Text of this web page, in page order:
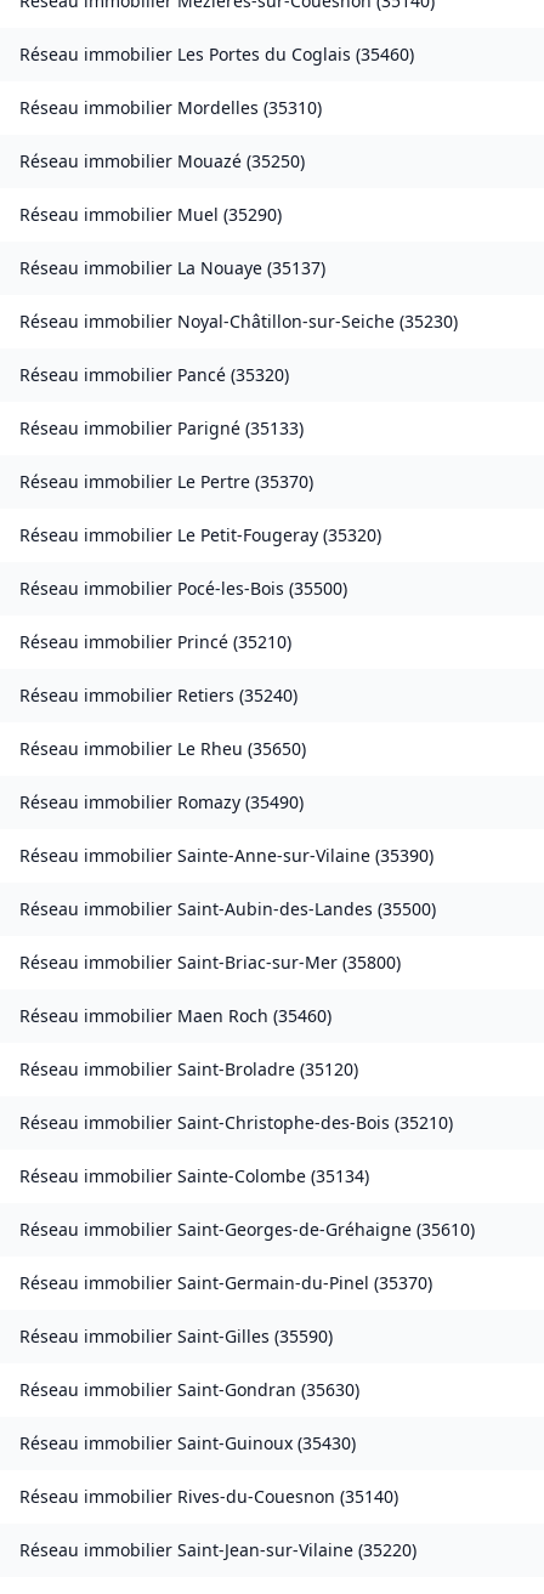
Réseau immobilier Les Portes du Coglais (35460)
Réseau immobilier Mordelles (35310)
Réseau immobilier Mouazé (35250)
Réseau immobilier Muel (35290)
Réseau immobilier La Nouaye (35137)
Réseau immobilier Noyal-Châtillon-sur-Seiche (35230)
Réseau immobilier Pancé (35320)
Réseau immobilier Parigné (35133)
Réseau immobilier Le Pertre (35370)
Réseau immobilier Le Petit-Fougeray (35320)
Réseau immobilier Pocé-les-Bois (35500)
Réseau immobilier Princé (35210)
Réseau immobilier Retiers (35240)
Réseau immobilier Le Rheu (35650)
Réseau immobilier Romazy (35490)
Réseau immobilier Sainte-Anne-sur-Vilaine (35390)
Réseau immobilier Saint-Aubin-des-Landes (35500)
Réseau immobilier Saint-Briac-sur-Mer (35800)
Réseau immobilier Maen Roch (35460)
Réseau immobilier Saint-Broladre (35120)
Réseau immobilier Saint-Christophe-des-Bois (35210)
Réseau immobilier Sainte-Colombe (35134)
Réseau immobilier Saint-Georges-de-Gréhaigne (35610)
Réseau immobilier Saint-Germain-du-Pinel (35370)
Réseau immobilier Saint-Gilles (35590)
Réseau immobilier Saint-Gondran (35630)
Réseau immobilier Saint-Guinoux (35430)
Réseau immobilier Rives-du-Couesnon (35140)
Réseau immobilier Saint-Jean-sur-Vilaine (35220)